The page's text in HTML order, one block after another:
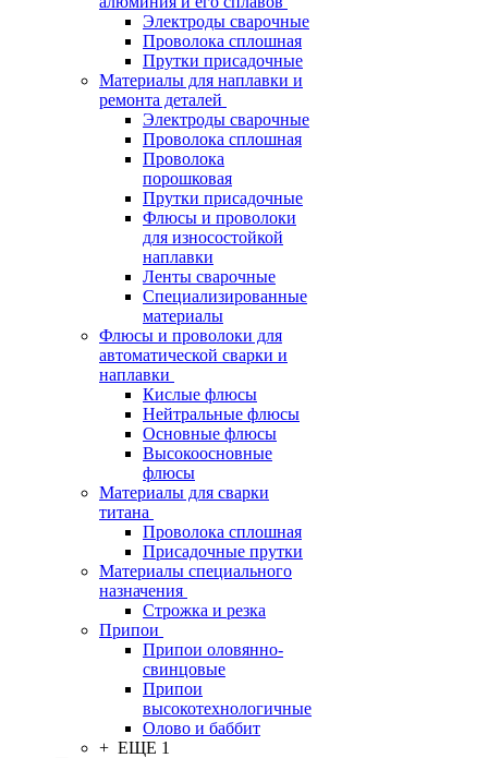
Электроды сварочные
Проволока сплошная
Прутки присадочные
Материалы для наплавки и
ремонта деталей
Электроды сварочные
Проволока сплошная
Проволока
порошковая
Прутки присадочные
Флюсы и проволоки
для износостойкой
наплавки
Ленты сварочные
Специализированные
материалы
Флюсы и проволоки для
автоматической сварки и
наплавки
Кислые флюсы
Нейтральные флюсы
Основные флюсы
Высокоосновные
флюсы
Материалы для сварки
титана
Проволока сплошная
Присадочные прутки
Материалы специального
назначения
Строжка и резка
Припои
Припои оловянно-
свинцовые
Припои
высокотехнологичные
Олово и баббит
+ ЕЩЕ 1